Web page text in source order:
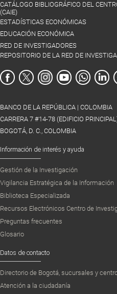
CATÁLOGO BIBLIOGRÁFICO DEL
(CAIE)
ESTADÍSTICAS ECONÓMICAS
EDUCACIÓN ECONÓMICA
RED DE INVESTIGADORES
REPOSITORIO DE LA RED DE
BANCO DE LA REPÚBLICA | COLOMBIA
CARRERA 7 #14-78 (EDIFICIO
BOGOTÁ, D. C., COLOMBIA
Información de interés y ayuda
Gestión de la Investigación
Vigilancia Estratégica de la Información
Biblioteca Especializada
Recursos Electrónicos Centro de
Preguntas frecuentes
Glosario
Datos de contacto
Directorio de Bogotá, sucursales y
Atención a la ciudadanía